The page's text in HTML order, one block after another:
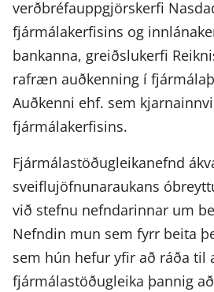
verðbréfauppgjörskerfi
fjármálakerfisins og
bankanna, greiðslukerfi
rafræn auðkenning í
Auðkenni ehf. sem
fjármálakerfisins.
Fjármálastöðugleikanefnd
sveiflujöfnunaraukans
við stefnu nefndarinnar um
Nefndin mun sem fyrr beita
sem hún hefur yfir að ráða til
fjármálastöðugleika þannig